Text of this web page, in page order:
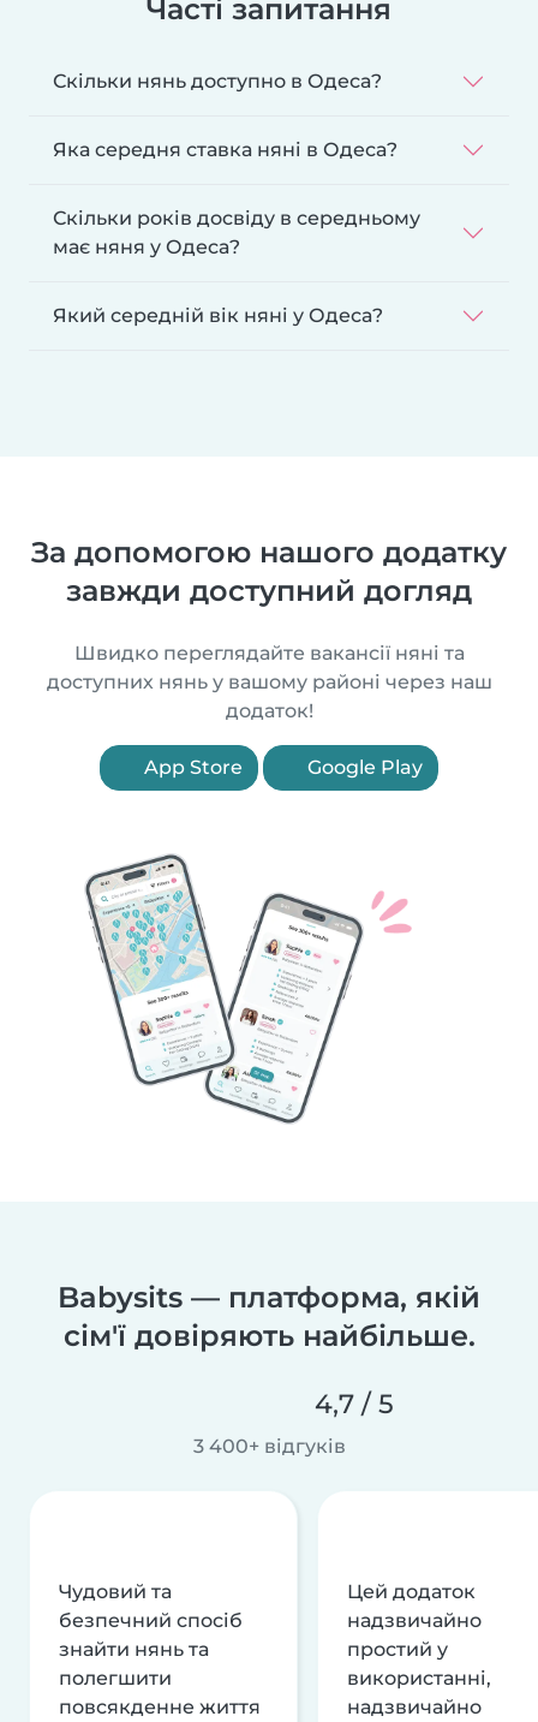
Часті запитання
Скільки нянь доступно в Одеса?
Яка середня ставка няні в Одеса?
Скільки років досвіду в середньому
має няня у Одеса?
Який середній вік няні у Одеса?
За допомогою нашого додатку
завжди доступний догляд
Швидко переглядайте вакансії няні та
доступних нянь у вашому районі через наш
додаток!
App Store Google Play
Babysits — платформа, якій
сім'ї довіряють найбільше.
4,7 / 5
3 400+ відгуків
Чудовий та
безпечний спосіб
знайти нянь та
полегшити
повсякденне життя
Цей додаток
надзвичайно
простий у
використанні,
надзвичайно